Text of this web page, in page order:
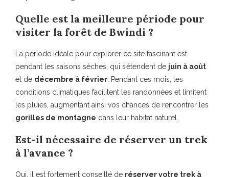
Quelle est la meilleure période pour
visiter la forêt de Bwindi ?
La période idéale pour explorer ce site fascinant est
pendant les saisons sèches, qui s’étendent de juin à août
et de décembre à février. Pendant ces mois, les
conditions climatiques facilitent les randonnées et limitent
les pluies, augmentant ainsi vos chances de rencontrer les
gorilles de montagne dans leur habitat naturel.
Est-il nécessaire de réserver un trek
à l’avance ?
Oui, il est fortement conseillé de réserver votre trek à